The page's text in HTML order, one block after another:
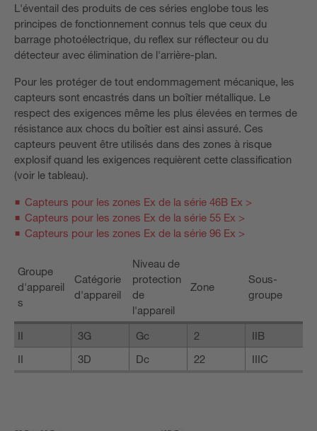
L'éventail des produits de ces séries englobe tous les
principes de fonctionnement connus tels que ceux du
barrage photoélectrique, du reflex sur réflecteur ou du
détecteur avec élimination de l'arrière-plan.
Pour les protéger de tout endommagement mécanique, les
capteurs sont encastrés dans un boîtier métallique. Le
respect des exigences même les plus élevées en termes de
résistance aux chocs du boîtier est ainsi assuré. Ces
capteurs peuvent être utilisés dans des zones à risque
explosif quand les exigences requièrent cette classification
(voir le tableau).
Capteurs pour les zones Ex de la série 46B Ex >
Capteurs pour les zones Ex de la série 55 Ex >
Capteurs pour les zones Ex de la série 96 Ex >
Groupe
d'appareil
s
Catégorie
d'appareil
Niveau de
protection
de
l'appareil
Zone
Sous-
groupe
II 3G Gc 2
IIB
II
3D Dc 22 IIIC